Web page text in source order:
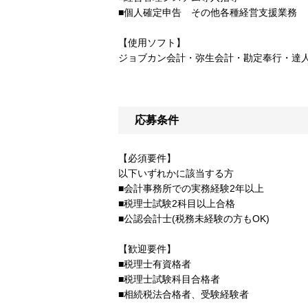
■個人確定申告 その他各種経営支援業務
【使用ソフト】
ジョブカン会計・弥生会計・勘定奉行・達
応募条件
【必須要件】
以下いずれかに該当する方
■会計事務所での実務経験2年以上
■税理士試験2科目以上合格
■公認会計士(税務未経験の方もOK)
【歓迎要件】
■税理士有資格者
■税理士試験科目合格者
■相続税法合格者、受験経験者